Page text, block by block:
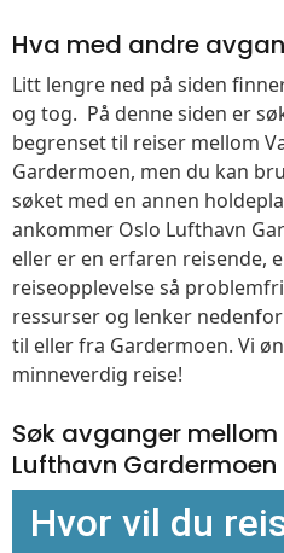
Hva med andre
Litt lengre ned på siden
og tog. På denne siden er
begrenset til reiser mellom
Gardermoen, men du kan
søket med en annen
ankommer Oslo Lufthavn
eller er en erfaren reisende,
reiseopplevelse så
ressurser og lenker
til eller fra Gardermoen. Vi
minneverdig reise!
Søk avganger
Lufthavn Gardermoen
Hvor vil du